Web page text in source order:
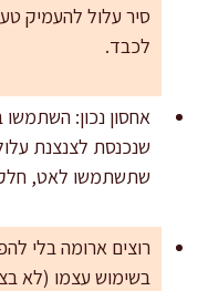
סיר עלול להעמיק
לכבד.
אחסון נכון:
שנכנסת לצנצנת
שתשתמשו לאט,
רוצים ארומה בלי
בשימוש עצמו (לא